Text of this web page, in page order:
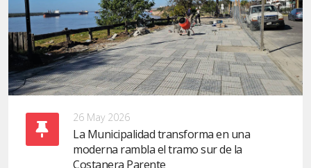
26 May 2026
La Municipalidad transforma en una
moderna rambla el tramo sur de la
Costanera Parente